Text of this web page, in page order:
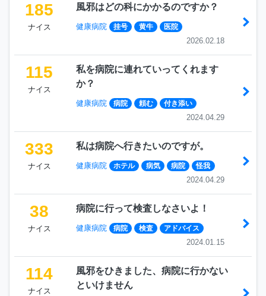
185
ナイス
風邪はどの科にかかるのですか？
健康病院 挂号 黄牛 医院
2026.02.18
115
ナイス
私を病院に連れていってくれます
か？
健康病院 病院 頼む 付き添い
2024.04.29
333
ナイス
私は病院へ行きたいのですが。
健康病院 ホテル 病気 病院 怪我
2024.04.29
38
ナイス
病院に行って検査しなさいよ！
健康病院 病院 検査 アドバイス
2024.01.15
114
ナイス
風邪をひきました、病院に行かない
といけません